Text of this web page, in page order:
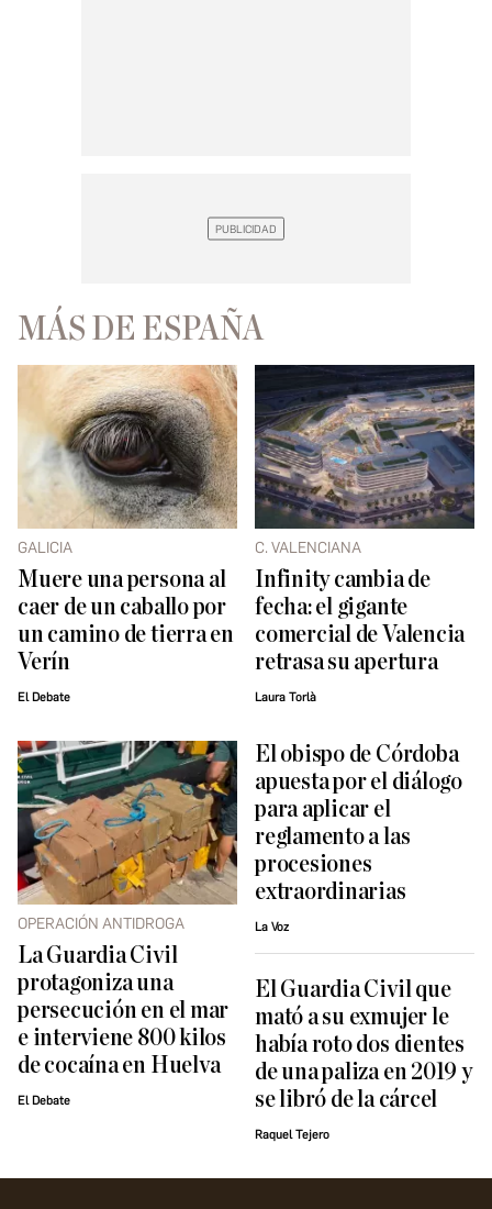
MÁS DE ESPAÑA
GALICIA
Muere una persona al
caer de un caballo por
un camino de tierra en
Verín
El Debate
C. VALENCIANA
Infinity cambia de
fecha: el gigante
comercial de Valencia
retrasa su apertura
Laura Torlà
OPERACIÓN ANTIDROGA
La Guardia Civil
protagoniza una
persecución en el mar
e interviene 800 kilos
de cocaína en Huelva
El Debate
El obispo de Córdoba
apuesta por el diálogo
para aplicar el
reglamento a las
procesiones
extraordinarias
La Voz
El Guardia Civil que
mató a su exmujer le
había roto dos dientes
de una paliza en 2019 y
se libró de la cárcel
Raquel Tejero